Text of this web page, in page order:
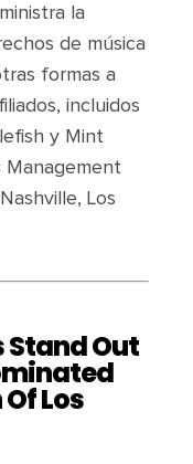
la
de música
formas a
incluidos
y Mint
Management
Los
Stand Out
Los